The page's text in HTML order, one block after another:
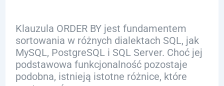
Klauzula ORDER BY jest fundamentem
sortowania w różnych dialektach SQL, jak
MySQL, PostgreSQL i SQL Server. Choć jej
podstawowa funkcjonalność pozostaje
podobna, istnieją istotne różnice, które